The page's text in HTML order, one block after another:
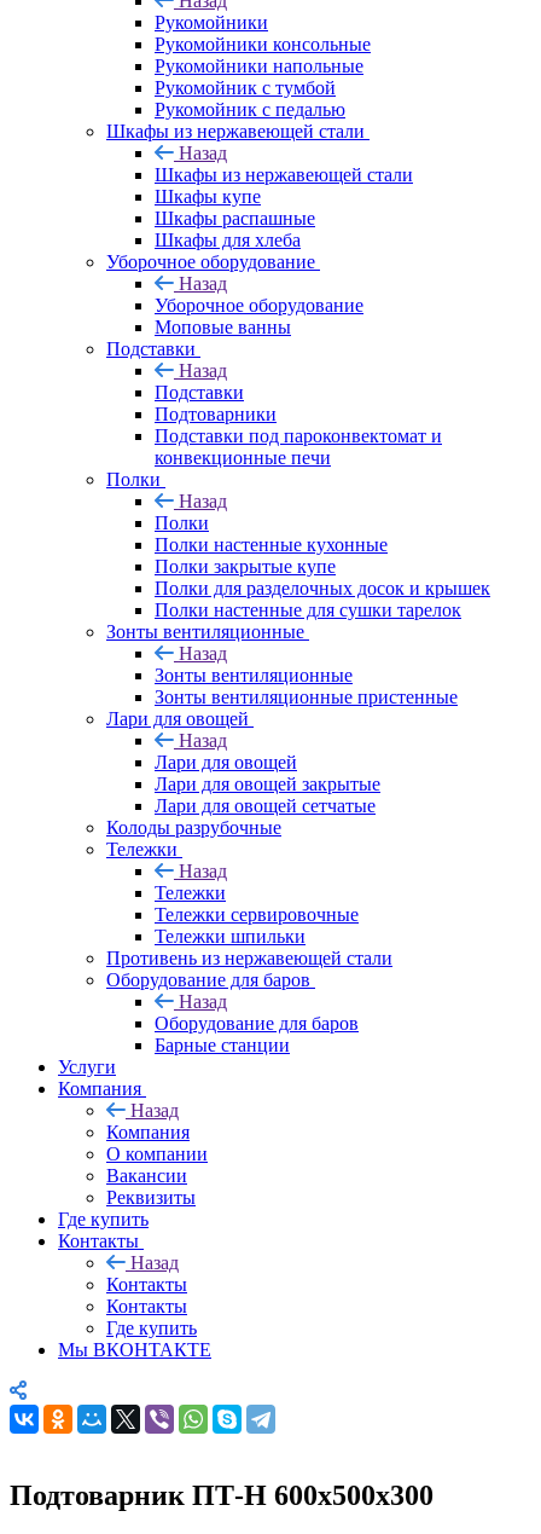
Рукомойники
Рукомойники консольные
Рукомойники напольные
Рукомойник с тумбой
Рукомойник с педалью
Шкафы из нержавеющей стали
Назад
Шкафы из нержавеющей стали
Шкафы купе
Шкафы распашные
Шкафы для хлеба
Уборочное оборудование
Назад
Уборочное оборудование
Моповые ванны
Подставки
Назад
Подставки
Подтоварники
Подставки под пароконвектомат и
конвекционные печи
Полки
Назад
Полки
Полки настенные кухонные
Полки закрытые купе
Полки для разделочных досок и крышек
Полки настенные для сушки тарелок
Зонты вентиляционные
Назад
Зонты вентиляционные
Зонты вентиляционные пристенные
Лари для овощей
Назад
Лари для овощей
Лари для овощей закрытые
Лари для овощей сетчатые
Колоды разрубочные
Тележки
Назад
Тележки
Тележки сервировочные
Тележки шпильки
Противень из нержавеющей стали
Оборудование для баров
Назад
Оборудование для баров
Барные станции
Услуги
Компания
Назад
Компания
О компании
Вакансии
Реквизиты
Где купить
Контакты
Назад
Контакты
Контакты
Где купить
Мы ВКОНТАКТЕ
Подтоварник ПТ-Н 600х500х300